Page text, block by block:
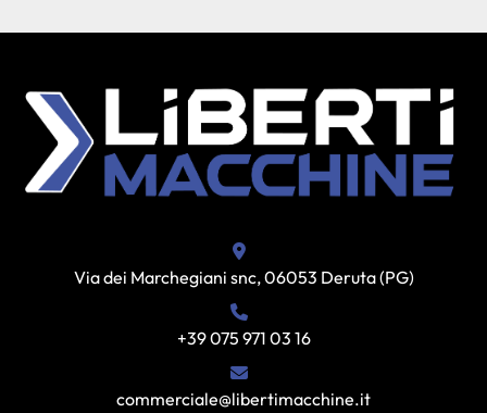
Via dei Marchegiani snc, 06053 Deruta (PG)
+39 075 971 03 16
commerciale@libertimacchine.it